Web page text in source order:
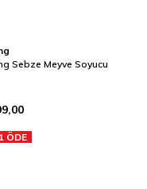
Sebze Meyve Soyucu
ÖDE